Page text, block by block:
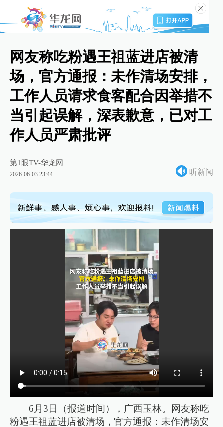
网友称吃粉遇王祖蓝进店被清
场，官方通报：未作清场安排，
工作人员请求食客配合因举措不
当引起误解，深表歉意，已对工
作人员严肃批评
第1眼TV-华龙网
2026-06-03 23:44 听新闻
6月3日（报道时间），广西玉林。网友称吃
粉遇王祖蓝进店被清场，官方通报：未作清场安